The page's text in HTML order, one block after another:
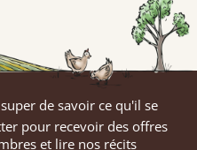
de savoir ce qu'il se
pour recevoir des offres
et lire nos récits